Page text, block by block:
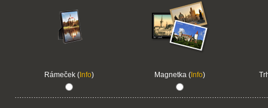
Rámeček (Info) Magnetka (Info)